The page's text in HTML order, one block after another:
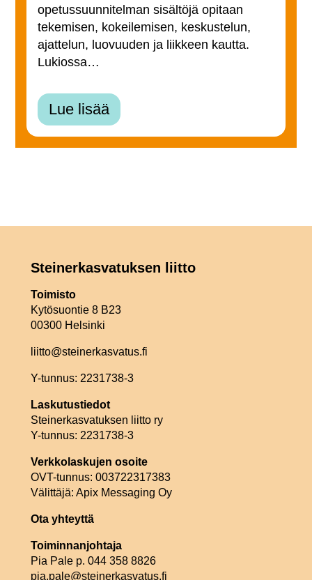
opetussuunnitelman sisältöjä opitaan
tekemisen, kokeilemisen, keskustelun,
ajattelun, luovuuden ja liikkeen kautta.
Lukiossa…
Lue lisää
Steinerkasvatuksen liitto
Toimisto
Kytösuontie 8 B23
00300 Helsinki
liitto@steinerkasvatus.fi
Y-tunnus: 2231738-3
Laskutustiedot
Steinerkasvatuksen liitto ry
Y-tunnus: 2231738-3
Verkkolaskujen osoite
OVT-tunnus: 003722317383
Välittäjä: Apix Messaging Oy
Ota yhteyttä
Toiminnanjohtaja
Pia Pale p. 044 358 8826
pia.pale@steinerkasvatus.fi